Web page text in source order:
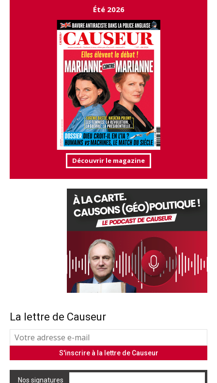
Été 2026
Découvrir le magazine
La lettre de Causeur
Nos signatures